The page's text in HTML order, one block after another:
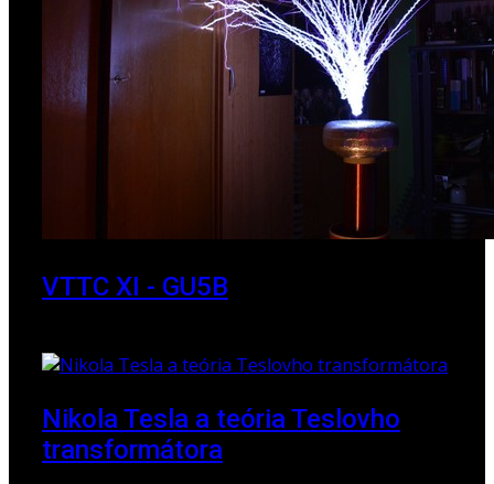
VTTC XI - GU5B
Nikola Tesla a teória Teslovho
transformátora